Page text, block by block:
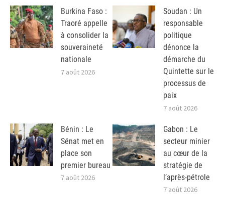
Burkina Faso :
Traoré appelle
à consolider la
souveraineté
nationale
7 août 2026
Soudan : Un
responsable
politique
dénonce la
démarche du
Quintette sur le
processus de
paix
7 août 2026
Bénin : Le
Sénat met en
place son
premier bureau
7 août 2026
Gabon : Le
secteur minier
au cœur de la
stratégie de
l’après-pétrole
7 août 2026